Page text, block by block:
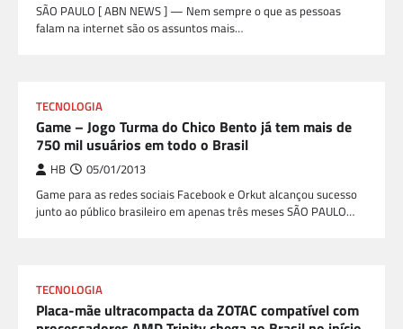
SÃO PAULO [ ABN NEWS ] — Nem sempre o que as pessoas
falam na internet são os assuntos mais…
TECNOLOGIA
Game – Jogo Turma do Chico Bento já tem mais de
750 mil usuários em todo o Brasil
HB 05/01/2013
Game para as redes sociais Facebook e Orkut alcançou sucesso
junto ao público brasileiro em apenas três meses SÃO PAULO…
TECNOLOGIA
Placa-mãe ultracompacta da ZOTAC compatível com